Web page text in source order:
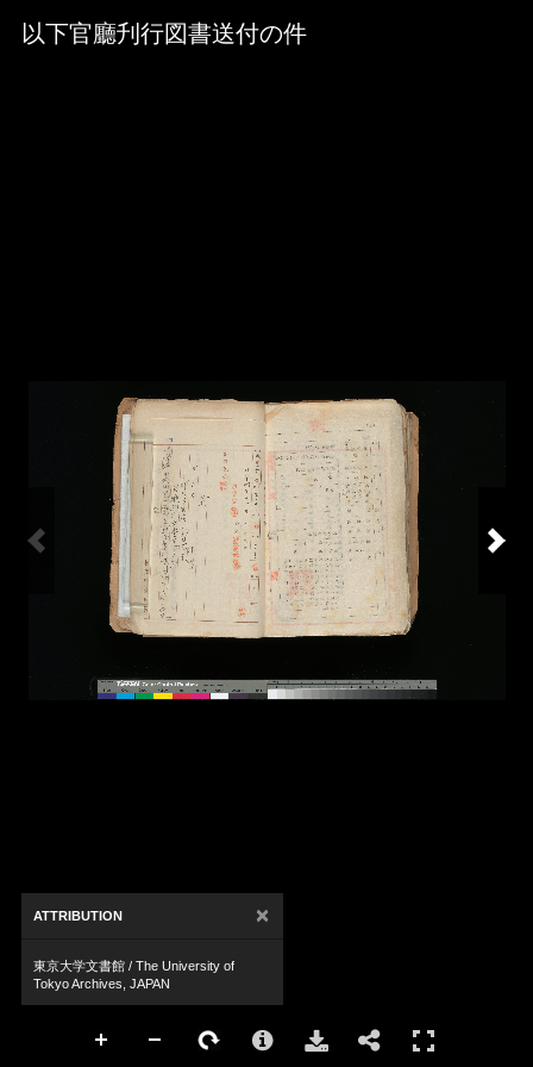
Media Viewer
以下官廳刋行図書送付の件
ATTRIBUTION ×
東京大学文書館 / The University of
Tokyo Archives, JAPAN